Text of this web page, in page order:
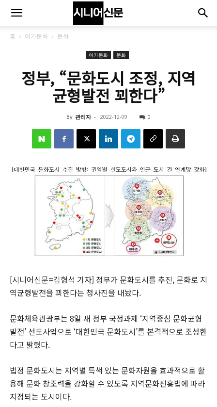
홈 여가문화 문화
여가문화 문화
정부, “문화도시 조정, 지역
균형발전 꾀한다”
By 관리자 - 2022-12-09 0
[시니어신문=김형석 기자] 정부가 문화도시를 추진, 문화로 지
역균형발전을 꾀한다는 청사진을 내놨다.
문화체육관광부는 8일 새 정부 국정과제 ‘지역중심 문화균형
발전’ 선도사업으로 ‘대한민국 문화도시’를 본격적으로 조성한
다고 밝혔다.
법정 문화도시는 지역별 특색 있는 문화자원을 효과적으로 활
용해 문화 창조력을 강화할 수 있도록 지역문화진흥법에 따라
지정되는 도시이다.